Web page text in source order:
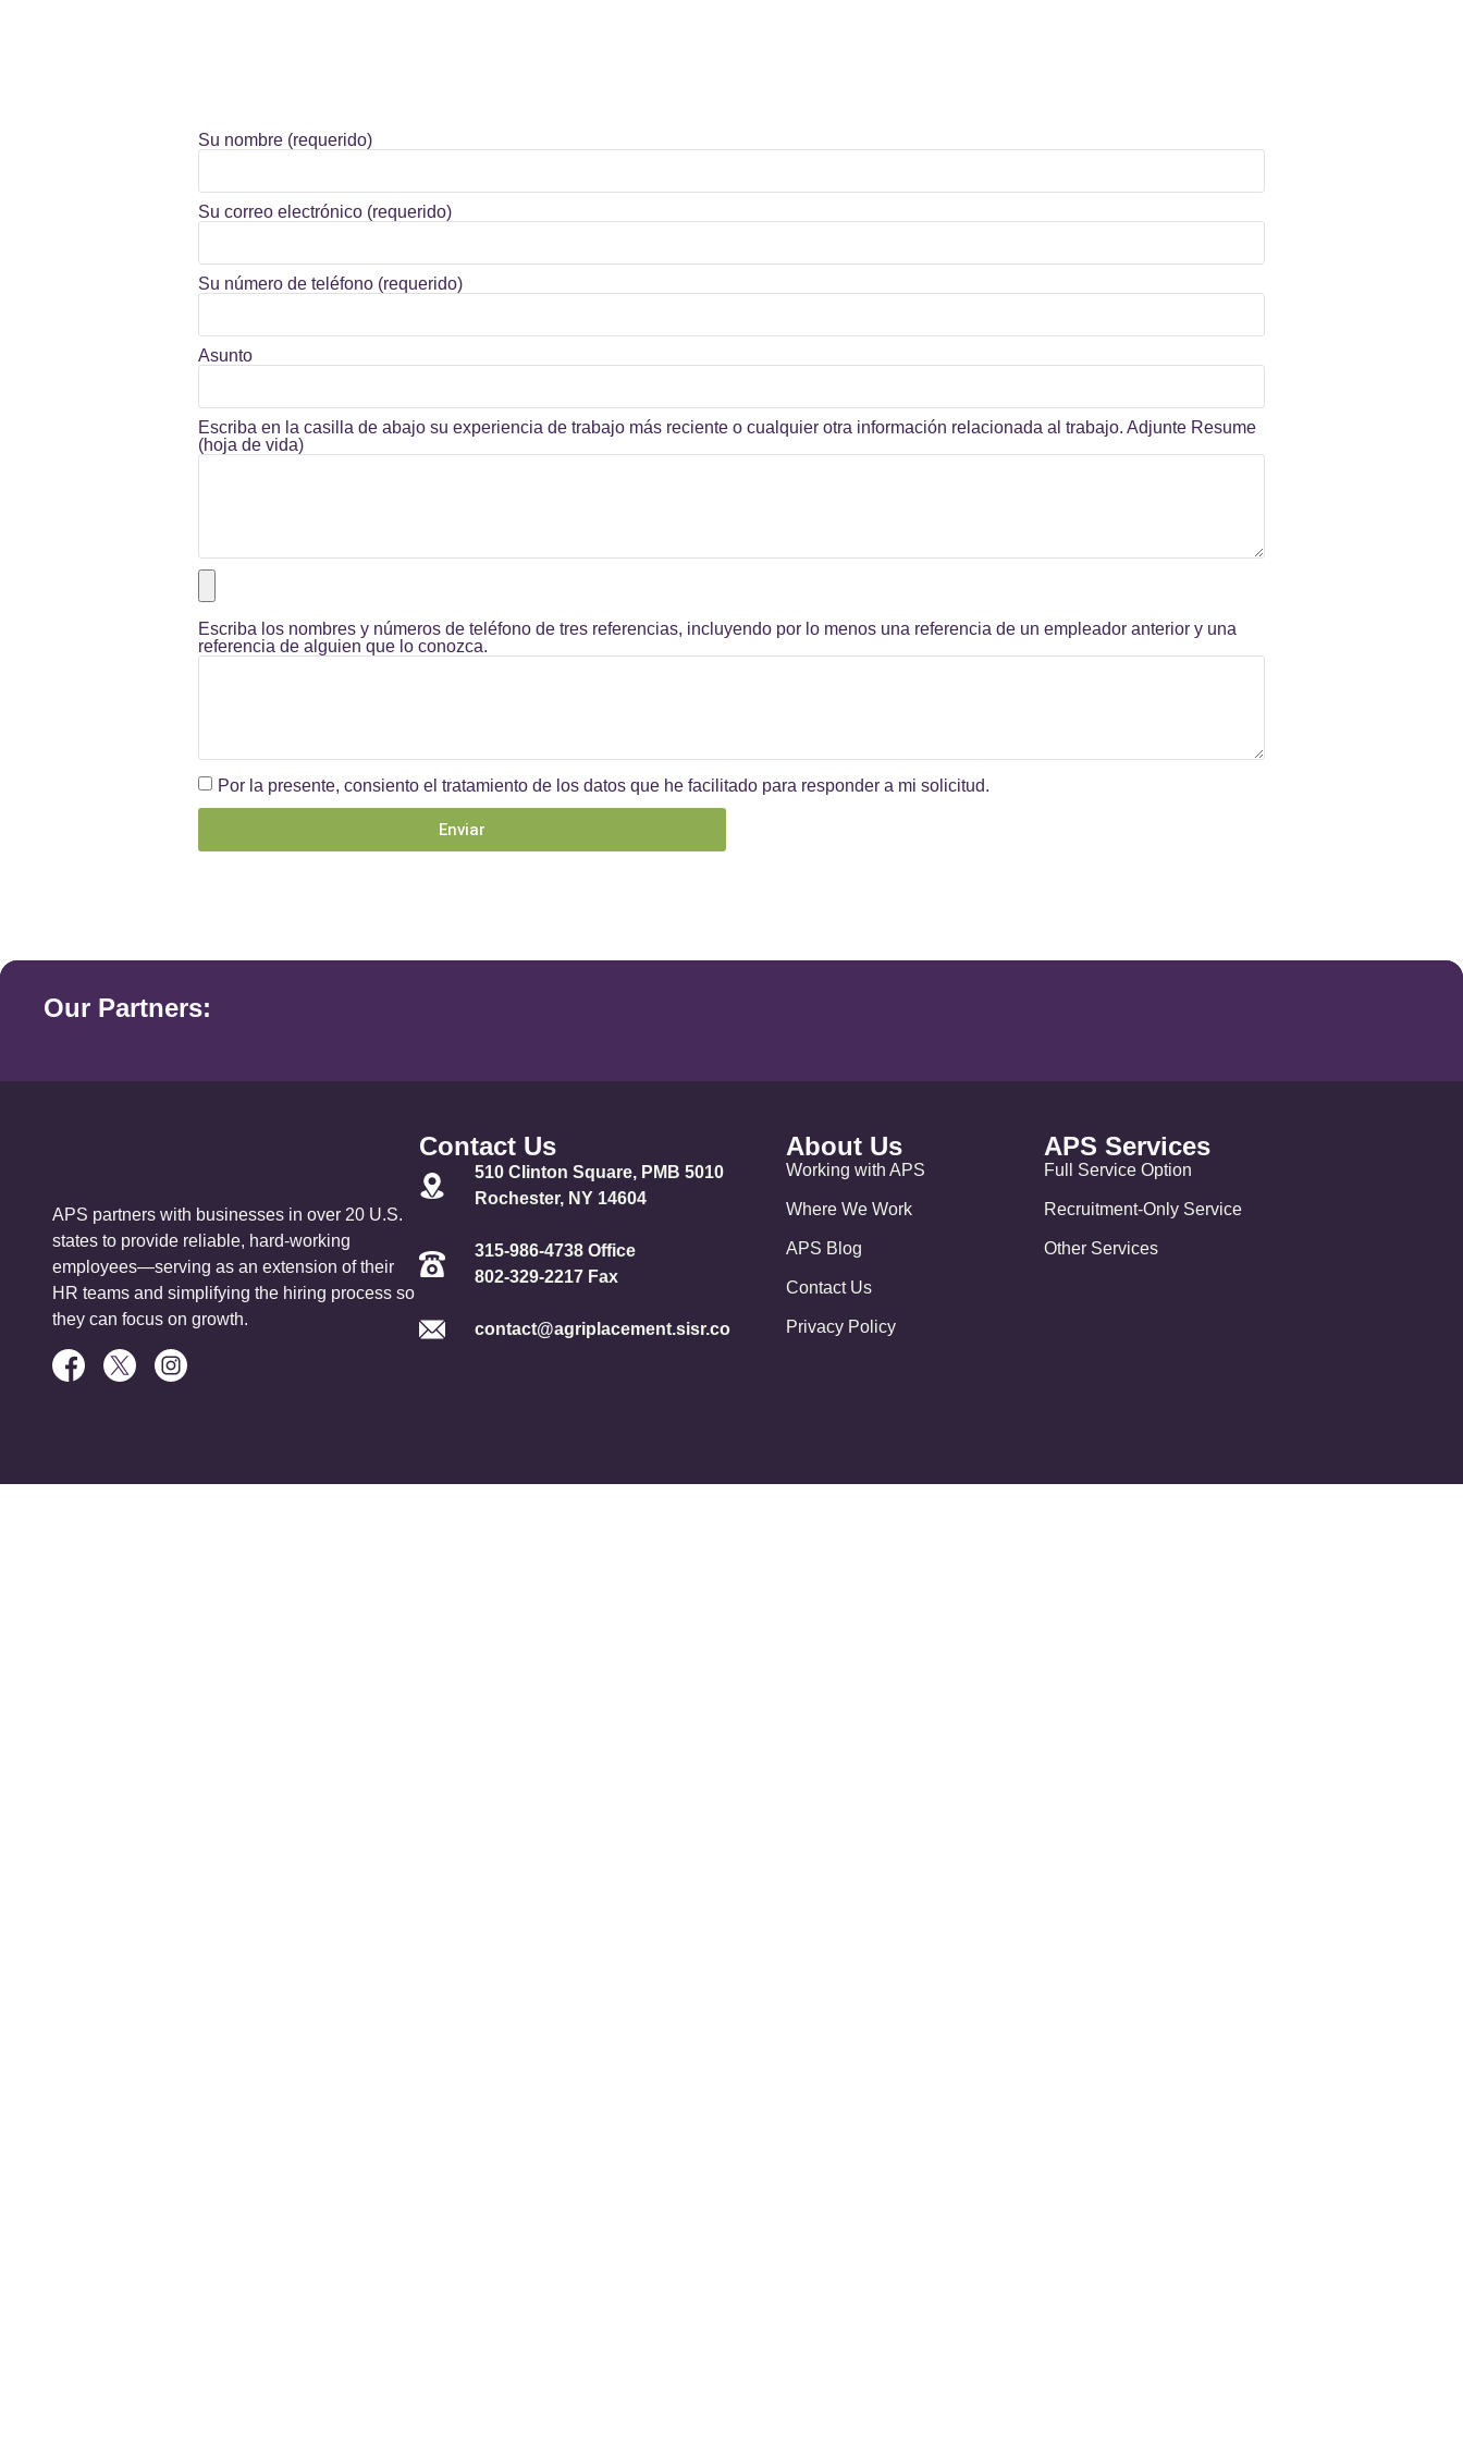
Su nombre (requerido)
Su correo electrónico (requerido)
Su número de teléfono (requerido)
Asunto
Escriba en la casilla de abajo su experiencia de trabajo más reciente o cualquier otra información relacionada al trabajo. Adjunte Resume
(hoja de vida)
Escriba los nombres y números de teléfono de tres referencias, incluyendo por lo menos una referencia de un empleador anterior y una
referencia de alguien que lo conozca.
Por la presente, consiento el tratamiento de los datos que he facilitado para responder a mi solicitud.
Enviar
Our Partners:
APS partners with businesses in over 20 U.S.
states to provide reliable, hard-working
employees—serving as an extension of their
HR teams and simplifying the hiring process so
they can focus on growth.
Contact Us
510 Clinton Square, PMB 5010
Rochester, NY 14604
315-986-4738 Office
802-329-2217 Fax
contact@agriplacement.sisr.co
About Us
Working with APS
Where We Work
APS Blog
Contact Us
Privacy Policy
APS Services
Full Service Option
Recruitment-Only Service
Other Services